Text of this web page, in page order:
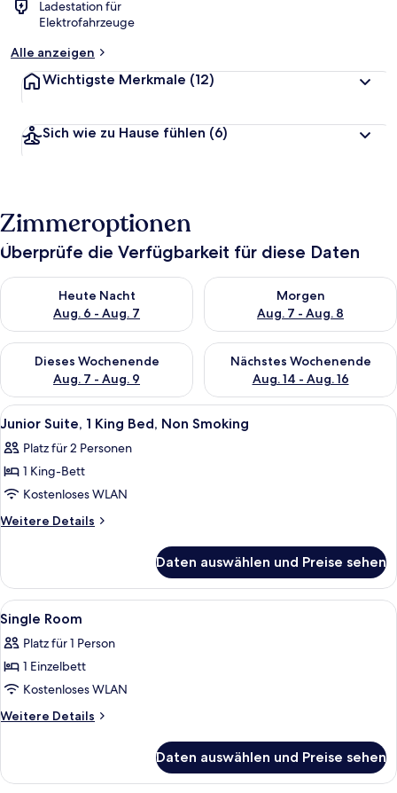
t
Ladestation für
Elektrofahrzeuge
Alle anzeigen
Wichtigste Merkmale (12)
Sich wie zu Hause fühlen (6)
Zimmeroptionen
Überprüfe die Verfügbarkeit für diese Daten
Heute Nacht
Aug. 6 - Aug. 7
Überprüfe die Verfügbarkeit für heute Nacht, Aug. 6 - Aug. 7.
Morgen
Aug. 7 - Aug. 8
Überprüfe die Verfügbarkeit
Dieses Wochenende
Aug. 7 - Aug. 9
Überprüfe die Verfügbarkeit für dieses Wochenende, Aug. 7
Nächstes Wochenende
Aug. 14 - Aug. 16
Überprüfe die Verfügbarkeit
Alle
Fotos
für
Junior
Suite,
1
Non
Smoking
anzeigen
Ein Hotelzimmer mit einem Bett,
5
Junior Suite, 1 King Bed, Non Smoking
Platz für 2 Personen
1 King-Bett
Kostenloses WLAN
Weitere Details
Weitere
Suite,
King
Bed,
Non
Smoking
Daten auswählen und Preise sehen
Alle
Fotos
für
Single
Room
anzeigen
Zimmersafe, Schreibtisch,
4
Single Room
Platz für 1 Person
1 Einzelbett
Kostenloses WLAN
Weitere Details
Weitere
Room
Daten auswählen und Preise sehen